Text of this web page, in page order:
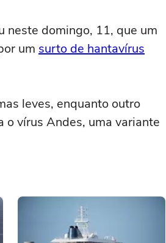
neste domingo, 11, que um
um surto de hantavírus
leves, enquanto outro
o vírus Andes, uma variante